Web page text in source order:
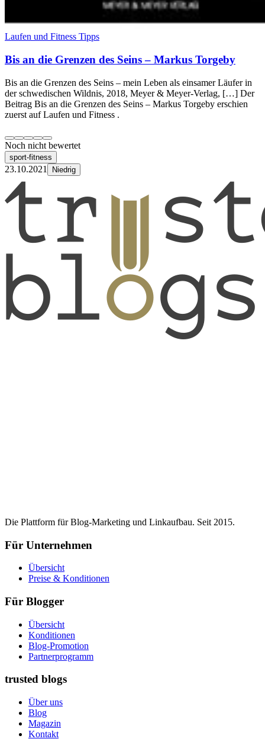
Laufen und Fitness Tipps
Bis an die Grenzen des Seins – Markus Torgeby
Bis an die Grenzen des Seins – mein Leben als einsamer Läufer in
der schwedischen Wildnis, 2018, Meyer & Meyer-Verlag, […] Der
Beitrag Bis an die Grenzen des Seins – Markus Torgeby erschien
zuerst auf Laufen und Fitness .
Noch nicht bewertet
sport-fitness
23.10.2021 Niedrig
Die Plattform für Blog-Marketing und Linkaufbau. Seit 2015.
Für Unternehmen
Übersicht
Preise & Konditionen
Für Blogger
Übersicht
Konditionen
Blog-Promotion
Partnerprogramm
trusted blogs
Über uns
Blog
Magazin
Kontakt